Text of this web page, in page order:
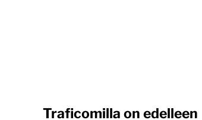
Traficomilla on edelleen